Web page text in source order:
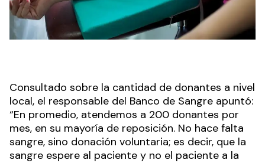
Consultado sobre la cantidad de donantes a nivel
local, el responsable del Banco de Sangre apuntó:
“En promedio, atendemos a 200 donantes por
mes, en su mayoría de reposición. No hace falta
sangre, sino donación voluntaria; es decir, que la
sangre espere al paciente y no el paciente a la